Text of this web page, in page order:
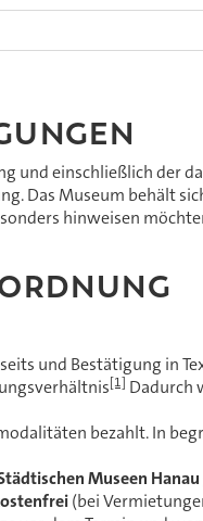
und einschließlich der
Das Museum behält
hinweisen
und Bestätigung in
[1] Dadurch
bezahlt. In
Museen
(bei